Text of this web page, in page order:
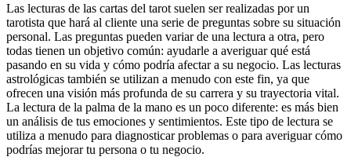
Las lecturas de las cartas del tarot suelen ser realizadas por un
tarotista que hará al cliente una serie de preguntas sobre su situación
personal. Las preguntas pueden variar de una lectura a otra, pero
todas tienen un objetivo común: ayudarle a averiguar qué está
pasando en su vida y cómo podría afectar a su negocio. Las lecturas
astrológicas también se utilizan a menudo con este fin, ya que
ofrecen una visión más profunda de su carrera y su trayectoria vital.
La lectura de la palma de la mano es un poco diferente: es más bien
un análisis de tus emociones y sentimientos. Este tipo de lectura se
utiliza a menudo para diagnosticar problemas o para averiguar cómo
podrías mejorar tu persona o tu negocio.